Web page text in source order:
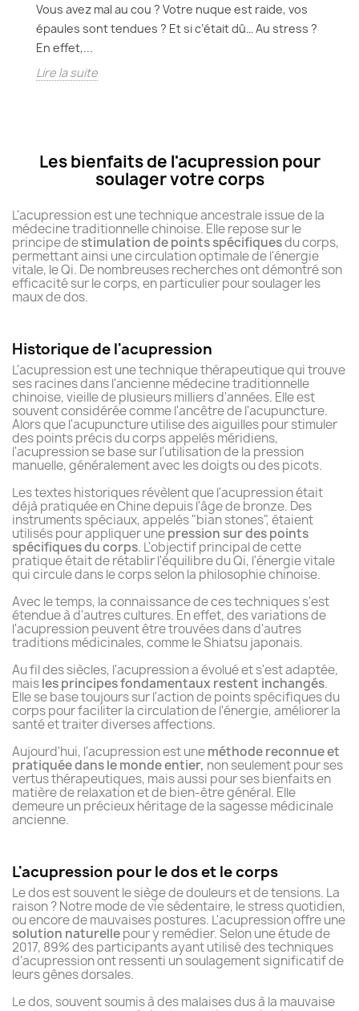
Vous avez mal au cou ? Votre nuque est raide, vos
épaules sont tendues ? Et si c’était dû… Au stress ?
En effet,...
Lire la suite
Les bienfaits de l'acupression pour
soulager votre corps
L'acupression est une technique ancestrale issue de la
médecine traditionnelle chinoise. Elle repose sur le
principe destimulation de points spécifiquesdu corps,
permettant ainsi une circulation optimale de l'énergie
vitale, le Qi. De nombreuses recherches ont démontré son
efficacité sur le corps, en particulier pour soulager les
maux de dos.
Historique de l'acupression
L'acupression est une technique thérapeutique qui trouve
ses racines dans l'ancienne médecine traditionnelle
chinoise, vieille de plusieurs milliers d'années. Elle est
souvent considérée comme l'ancêtre de l'acupuncture.
Alors que l'acupuncture utilise des aiguilles pour stimuler
des points précis du corps appelés méridiens,
l'acupression se base sur l'utilisation de la pression
manuelle, généralement avec les doigts ou des picots.
Les textes historiques révèlent que l'acupression était
déjà pratiquée en Chine depuis l'âge de bronze. Des
instruments spéciaux, appelés "bian stones", étaient
utilisés pour appliquer unepression sur des points
spécifiques du corps. L'objectif principal de cette
pratique était de rétablir l'équilibre du Qi, l'énergie vitale
qui circule dans le corps selon la philosophie chinoise.
Avec le temps, la connaissance de ces techniques s'est
étendue à d'autres cultures. En effet, des variations de
l'acupression peuvent être trouvées dans d'autres
traditions médicinales, comme le Shiatsu japonais.
Au fil des siècles, l'acupression a évolué et s'est adaptée,
maisles principes fondamentaux restent inchangés.
Elle se base toujours sur l'action de points spécifiques du
corps pour faciliter la circulation de l'énergie, améliorer la
santé et traiter diverses affections.
Aujourd'hui, l'acupression est uneméthode reconnue et
pratiquée dans le monde entier, non seulement pour ses
vertus thérapeutiques, mais aussi pour ses bienfaits en
matière de relaxation et de bien-être général. Elle
demeure un précieux héritage de la sagesse médicinale
ancienne.
L'acupression pour le dos et le corps
Le dos est souvent le siège de douleurs et de tensions. La
raison ? Notre mode de vie sédentaire, le stress quotidien,
ou encore de mauvaises postures. L'acupression offre une
solution naturellepour y remédier. Selon une étude de
2017, 89% des participants ayant utilisé des techniques
d'acupression ont ressenti un soulagement significatif de
leurs gênes dorsales.
Le dos, souvent soumis à des malaises dus à la mauvaise